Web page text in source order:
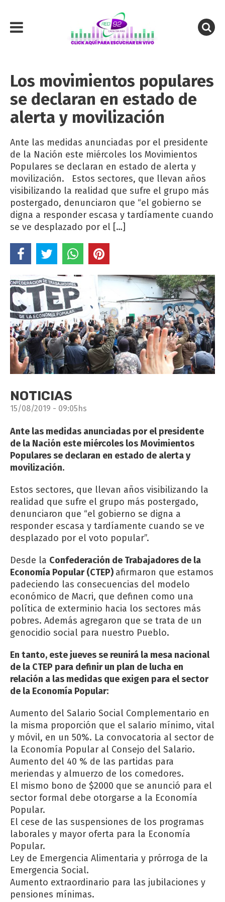
Los movimientos populares
se declaran en estado de
alerta y movilización
Ante las medidas anunciadas por el presidente
de la Nación este miércoles los Movimientos
Populares se declaran en estado de alerta y
movilización. Estos sectores, que llevan años
visibilizando la realidad que sufre el grupo más
postergado, denunciaron que “el gobierno se
digna a responder escasa y tardíamente cuando
se ve desplazado por el […]
NOTICIAS
15/08/2019 - 09:05hs
Ante las medidas anunciadas por el presidente
de la Nación este miércoles los Movimientos
Populares se declaran en estado de alerta y
movilización.
Estos sectores, que llevan años visibilizando la
realidad que sufre el grupo más postergado,
denunciaron que “el gobierno se digna a
responder escasa y tardíamente cuando se ve
desplazado por el voto popular”.
Desde la Confederación de Trabajadores de la
Economía Popular (CTEP) afirmaron que estamos
padeciendo las consecuencias del modelo
económico de Macri, que definen como una
política de exterminio hacia los sectores más
pobres. Además agregaron que se trata de un
genocidio social para nuestro Pueblo.
En tanto, este jueves se reunirá la mesa nacional
de la CTEP para definir un plan de lucha en
relación a las medidas que exigen para el sector
de la Economía Popular:
Aumento del Salario Social Complementario en
la misma proporción que el salario mínimo, vital
y móvil, en un 50%. La convocatoria al sector de
la Economía Popular al Consejo del Salario.
Aumento del 40 % de las partidas para
meriendas y almuerzo de los comedores.
El mismo bono de $2000 que se anunció para el
sector formal debe otorgarse a la Economía
Popular.
El cese de las suspensiones de los programas
laborales y mayor oferta para la Economía
Popular.
Ley de Emergencia Alimentaria y prórroga de la
Emergencia Social.
Aumento extraordinario para las jubilaciones y
pensiones mínimas.